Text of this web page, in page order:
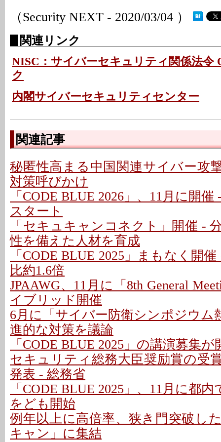
（Security NEXT - 2020/03/04 ）
関連リンク
NISC：サイバーセキュリティ関係法令
ク
内閣サイバーセキュリティセンター
関連記事
秘匿性高まる中国関連サイバー攻
対策呼びかけ
「CODE BLUE 2026」、11月に開
スタート
「セキュキャンコネクト」開催 -
性を備えた人材を育成
「CODE BLUE 2025」まもなく開
比約1.6倍
JPAAWG、11月に「8th General
イブリッド開催
6月に「サイバー防衛シンポジウム
進的な対策を議論
「CODE BLUE 2025」の講演募集
セキュリティ総務大臣奨励賞の受
発表 - 総務省
「CODE BLUE 2025」、11月に都
をども開始
例年以上に高倍率、狭き門突破し
キャン」に集結